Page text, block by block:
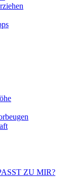
ZU MIR?